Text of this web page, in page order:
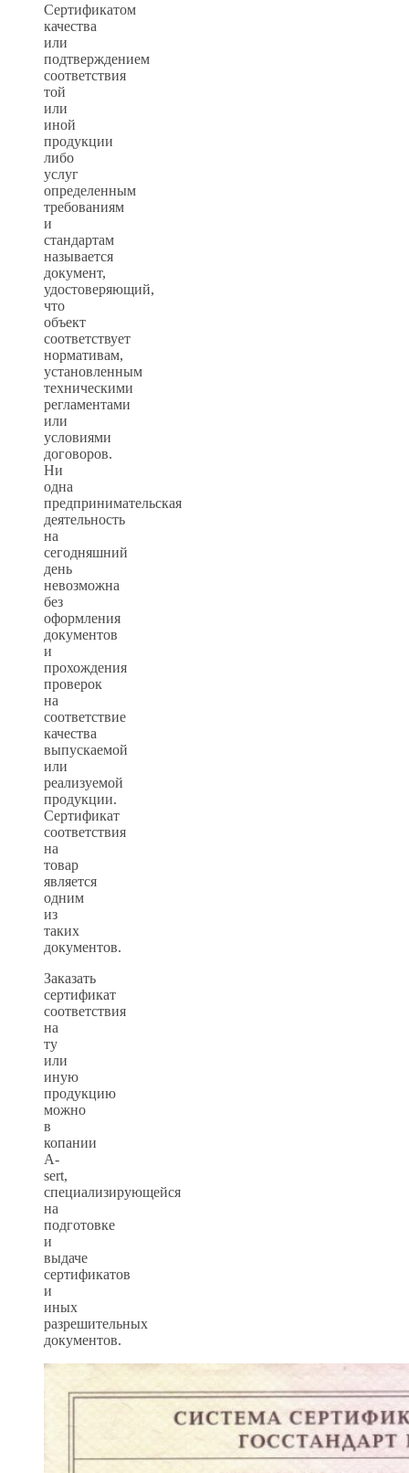
Сертификатом
качества
или
подтверждением
соответствия
той
или
иной
продукции
либо
услуг
определенным
требованиям
и
стандартам
называется
документ,
удостоверяющий,
что
объект
соответствует
нормативам,
установленным
техническими
регламентами
или
условиями
договоров.
Ни
одна
предпринимательская
деятельность
на
сегодняшний
день
невозможна
без
оформления
документов
и
прохождения
проверок
на
соответствие
качества
выпускаемой
или
реализуемой
продукции.
Сертификат
соответствия
на
товар
является
одним
из
таких
документов.
Заказать
сертификат
соответствия
на
ту
или
иную
продукцию
можно
в
копании
A-
sert,
специализирующейся
на
подготовке
и
выдаче
сертификатов
и
иных
разрешительных
документов.